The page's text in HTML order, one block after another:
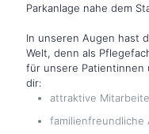
Parkanlage nahe dem
In unseren Augen hast
Welt, denn als
für unsere Patientinnen
dir:
attraktive
familienfreundliche